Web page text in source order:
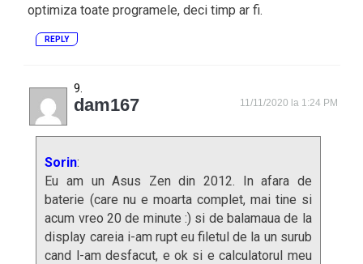
optimiza toate programele, deci timp ar fi.
REPLY
dam167 11/11/2020 la 1:24 PM
Sorin:
Eu am un Asus Zen din 2012. In afara de
baterie (care nu e moarta complet, mai tine si
acum vreo 20 de minute :) si de balamaua de la
display careia i-am rupt eu filetul de la un surub
cand l-am desfacut, e ok si e calculatorul meu